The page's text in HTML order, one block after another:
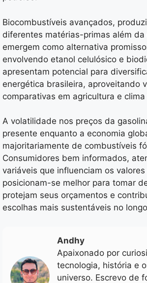
Biocombustíveis avançados,
diferentes matérias-primas além
emergem como alternativa
envolvendo etanol celulósico e
apresentam potencial para
energética brasileira, aproveitando
comparativas em agricultura e
A volatilidade nos preços da
presente enquanto a economia
majoritariamente de combustíveis
Consumidores bem informados,
variáveis que influenciam os
posicionam-se melhor para tomar
protejam seus orçamentos e
escolhas mais sustentáveis no
Andhy
Apaixonado por
tecnologia, história e
universo. Escrevo de